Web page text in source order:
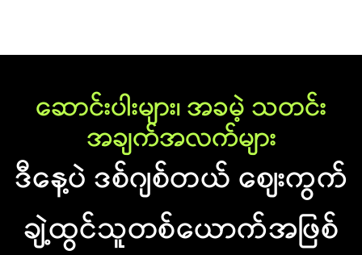
ဆောင်းပါးများ၊ အခမဲ့ သတင်း
အချက်အလက်များ
ဒီနေ့ပဲ ဒစ်ဂျစ်တယ် စျေးကွက်
ချဲ့ထွင်သူတစ်ယောက်အဖြစ်